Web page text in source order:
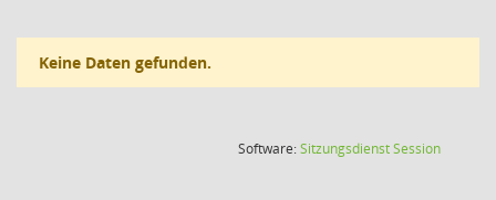
Keine Daten gefunden.
Software:SitzungsdienstSession(Wird in